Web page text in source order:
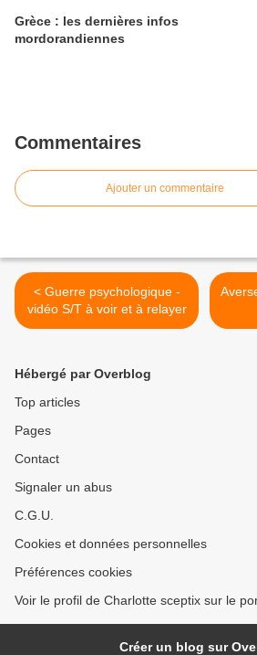
Grèce : les dernières infos
mordorandiennes
Commentaires
Ajouter un commentaire
< Guerre psychologique -
vidéo S/T à voir et à relayer
Hébergé par Overblog
Top articles
Pages
Contact
Signaler un abus
C.G.U.
Cookies et données personnelles
Préférences cookies
Voir le profil de Charlotte sceptix sur le
Créer un blog sur